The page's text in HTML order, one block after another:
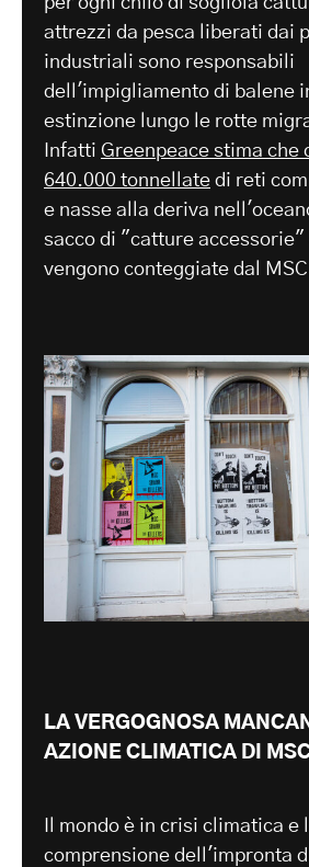
attrezzi da pesca liberati dai
industriali sono responsabili
dell'impigliamento di balene
estinzione lungo le rotte
Infatti Greenpeace stima che
640.000 tonnellate di reti
e nasse alla deriva
sacco di "catture accessorie"
vengono conteggiate dal
LA VERGOGNOSA
AZIONE CLIMATICA DI
Il mondo è in crisi climatica e
comprensione dell'impronta